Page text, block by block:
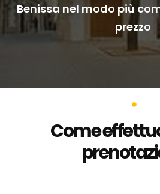
Benissa nel modo più
prezzo
Come